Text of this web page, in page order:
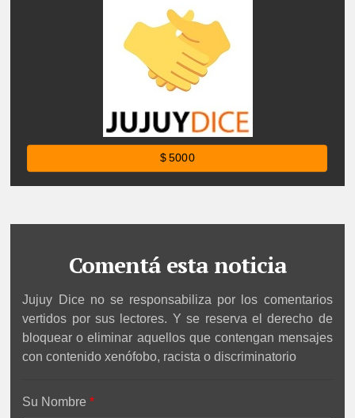
$ 5000
Comentá esta noticia
Jujuy Dice no se responsabiliza por los comentarios
vertidos por sus lectores. Y se reserva el derecho de
bloquear o eliminar aquellos que contengan mensajes
con contenido xenófobo, racista o discriminatorio
Su Nombre